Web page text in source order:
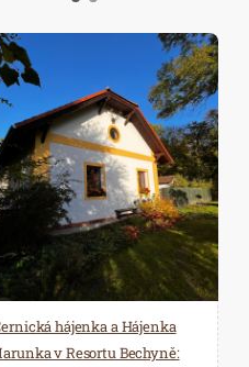
kdykoliv během dne.
100ml
bez konzervačních látek.
bude každý den
Šetrně pleťčistí,
společníkem na
vlasů, obkladům
kůže. Zklidňuje
spánku.
hájenka a Hájenka
v Resortu Bechyně: